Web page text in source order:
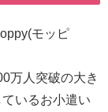
モッピ
万人突破の大き
いるお小遣い